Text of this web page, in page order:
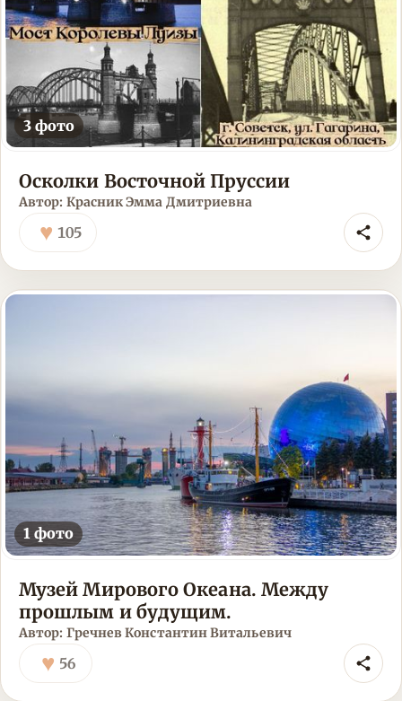
3 фото
Осколки Восточной Пруссии
Автор: Красник Эмма Дмитриевна
♥ 105
1 фото
Музей Мирового Океана. Между
прошлым и будущим.
Автор: Гречнев Константин Витальевич
♥ 56